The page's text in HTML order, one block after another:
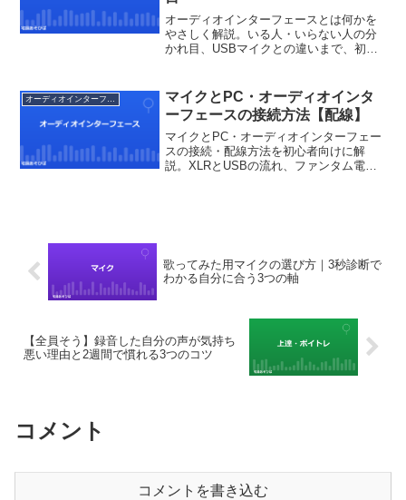
オーディオインターフェースとは何かを
やさしく解説。いる人・いらない人の分
かれ目、USBマイクとの違いまで、初心
マイクとPC・オーディオインタ
ーフェースの接続方法【配線】
マイクとPC・オーディオインターフェー
スの接続・配線方法を初心者向けに解
説。XLRとUSBの流れ、ファンタム電
歌ってみた用マイクの選び方｜3秒診断で
わかる自分に合う3つの軸
【全員そう】録音した自分の声が気持ち
悪い理由と2週間で慣れる3つのコツ
コメント
コメントを書き込む